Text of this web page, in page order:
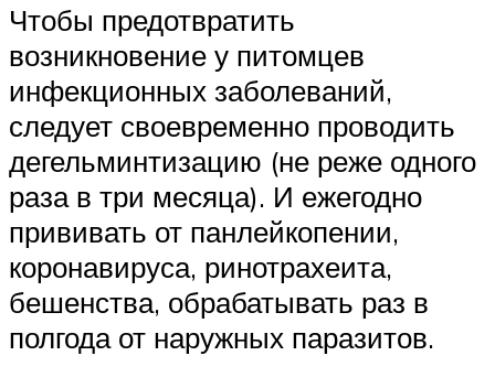
Чтобы предотвратить
возникновение у питомцев
инфекционных заболеваний,
следует своевременно проводить
дегельминтизацию (не реже одного
раза в три месяца). И ежегодно
прививать от панлейкопении,
коронавируса, ринотрахеита,
бешенства, обрабатывать раз в
полгода от наружных паразитов.